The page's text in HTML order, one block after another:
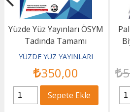
Palme Yayınları 10. Sınıf
Biyoloji Tematik Soru
Kitabı
PALME YAYINCILIK
545,00 381
Sepete Ekle